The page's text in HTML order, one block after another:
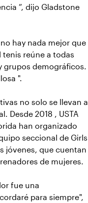
”, dijo Gladstone
hay nada mejor que
tenis reúne a todas
grupos demográficos.
".
no solo se llevan a
Desde 2018 , USTA
han organizado
seccional de Girls
jóvenes, que cuentan
de mujeres.
fue una
para siempre",